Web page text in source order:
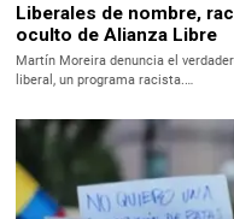
Liberales de nombre,
oculto de Alianza Libre
Martín Moreira denuncia el
liberal, un programa racista.…